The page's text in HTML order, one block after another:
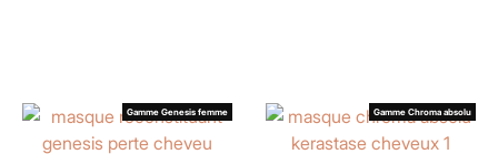
Gamme Genesis femme Gamme Chroma absolu